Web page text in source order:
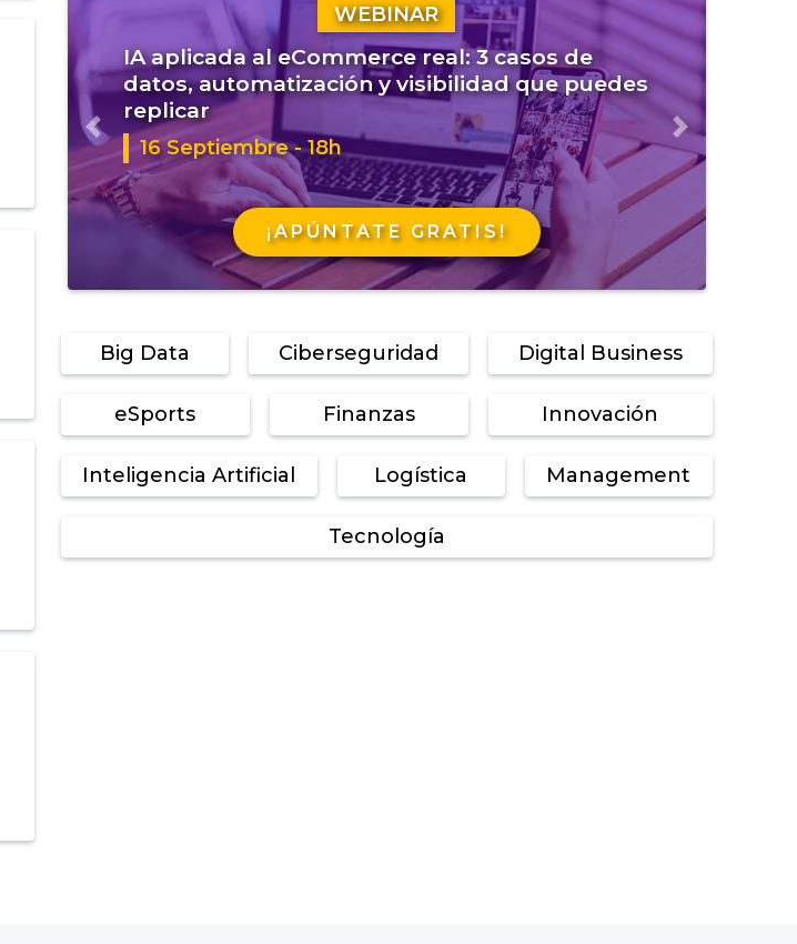
WEBINAR
IA aplicada al eCommerce real: 3 casos de
datos, automatización y visibilidad que puedes
replicar
16 Septiembre - 18h
¡APÚNTATE GRATIS!
Anterior Siguiente
Big Data Ciberseguridad Digital Business
eSports Finanzas Innovación
Inteligencia Artificial Logística Management
Tecnología